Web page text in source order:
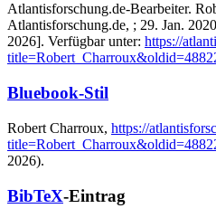
Atlantisforschung.de-Bearbeiter.
Atlantisforschung.de, ; 29. Jan.
2026]. Verfügbar unter: https://
Bluebook-Stil
Robert Charroux, https://
2026).
BibTeX-Eintrag